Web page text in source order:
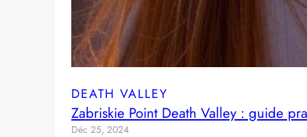
DEATH VALLEY
Zabriskie Point Death Valley : guide
Déc 25, 2024